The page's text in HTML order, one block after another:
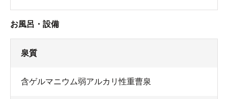
お風呂・設備
泉質
含ゲルマニウム弱アルカリ性重曹泉